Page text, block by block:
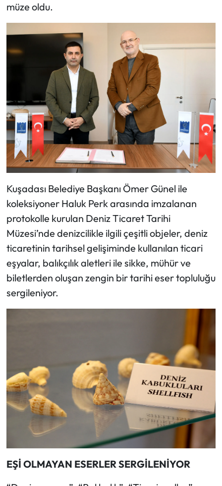
müze oldu.
Kuşadası Belediye Başkanı Ömer Günel ile
koleksiyoner Haluk Perk arasında imzalanan
protokolle kurulan Deniz Ticaret Tarihi
Müzesi’nde denizcilikle ilgili çeşitli objeler, deniz
ticaretinin tarihsel gelişiminde kullanılan ticari
eşyalar, balıkçılık aletleri ile sikke, mühür ve
biletlerden oluşan zengin bir tarihi eser topluluğu
sergileniyor.
EŞİ OLMAYAN ESERLER SERGİLENİYOR